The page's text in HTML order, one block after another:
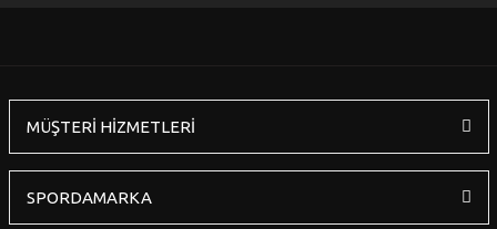
Gönder
MÜŞTERİ HİZMETLERİ
SPORDAMARKA